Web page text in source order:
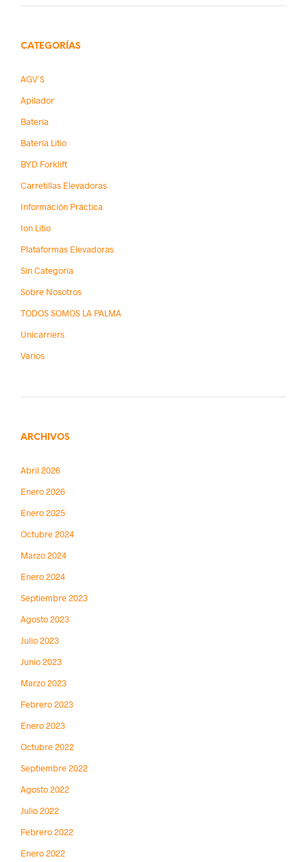
CATEGORÍAS
AGV´s
Apilador
Batería
Batería Litio
BYD Forklift
Carretillas Elevadoras
Információn Práctica
Ion Litio
Plataformas Elevadoras
Sin Categoría
Sobre Nosotros
TODOS SOMOS LA PALMA
Unicarriers
Varios
ARCHIVOS
Abril 2026
Enero 2026
Enero 2025
Octubre 2024
Marzo 2024
Enero 2024
Septiembre 2023
Agosto 2023
Julio 2023
Junio 2023
Marzo 2023
Febrero 2023
Enero 2023
Octubre 2022
Septiembre 2022
Agosto 2022
Julio 2022
Febrero 2022
Enero 2022